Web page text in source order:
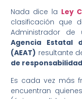
Nada dice la Ley
clasificación que
Administrador
Agencia Estatal
(AEAT) resultante
de responsabilidad
Es cada vez más
encuentran